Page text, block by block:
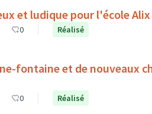
et ludique pour l'école Alix
0 Réalisé
fontaine et de nouveaux
0 Réalisé